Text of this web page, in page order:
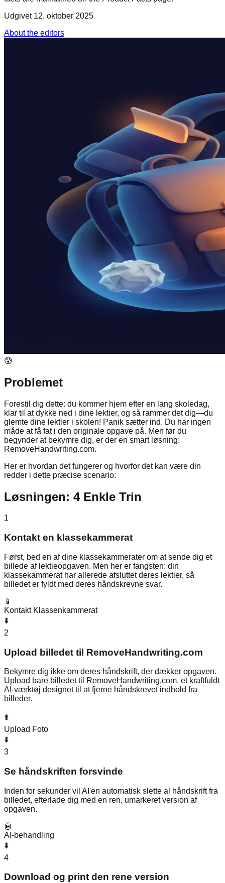
Udgivet 12. oktober 2025
About the editors
😰
Problemet
Forestil dig dette: du kommer hjem efter en lang skoledag,
klar til at dykke ned i dine lektier, og så rammer det dig—du
glemte dine lektier i skolen! Panik sætter ind. Du har ingen
måde at få fat i den originale opgave på. Men før du
begynder at bekymre dig, er der en smart løsning:
RemoveHandwriting.com.
Her er hvordan det fungerer og hvorfor det kan være din
redder i dette præcise scenario:
Løsningen: 4 Enkle Trin
1
Kontakt en klassekammerat
Først, bed en af dine klassekammerater om at sende dig et
billede af lektieopgaven. Men her er fangsten: din
klassekammerat har allerede afsluttet deres lektier, så
billedet er fyldt med deres håndskrevne svar.
📱
Kontakt Klassenkammerat
⬇️
2
Upload billedet til RemoveHandwriting.com
Bekymre dig ikke om deres håndskrift, der dækker opgaven.
Upload bare billedet til RemoveHandwriting.com, et kraftfuldt
AI-værktøj designet til at fjerne håndskrevet indhold fra
billeder.
⬆️
Upload Foto
⬇️
3
Se håndskriften forsvinde
Inden for sekunder vil AI'en automatisk slette al håndskrift fra
billedet, efterlade dig med en ren, umarkeret version af
opgaven.
🤖
AI-behandling
⬇️
4
Download og print den rene version